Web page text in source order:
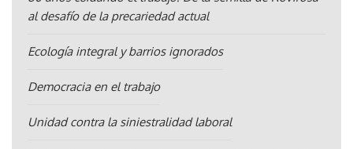
al desafío de la precariedad actual
Ecología integral y barrios ignorados
Democracia en el trabajo
Unidad contra la siniestralidad laboral